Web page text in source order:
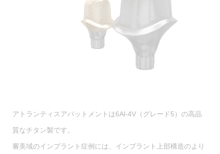
アトランティスアバットメントは6Al-4V（グレード5）の高品
質なチタン製です。
審美域のインプラント症例には、インプラント上部構造のより